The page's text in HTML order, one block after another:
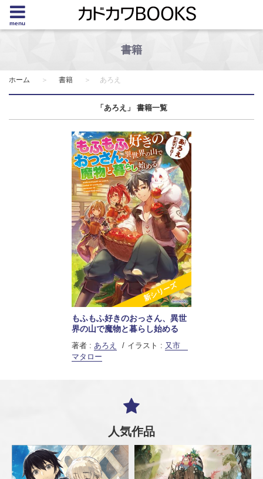
menu
書籍
ホーム 書籍 あろえ
「あろえ」 書籍一覧
新シリーズ
もふもふ好きのおっさん、異世
界の山で魔物と暮らし始める
著者 : あろえ イラスト : 又市
マタロー
人気作品